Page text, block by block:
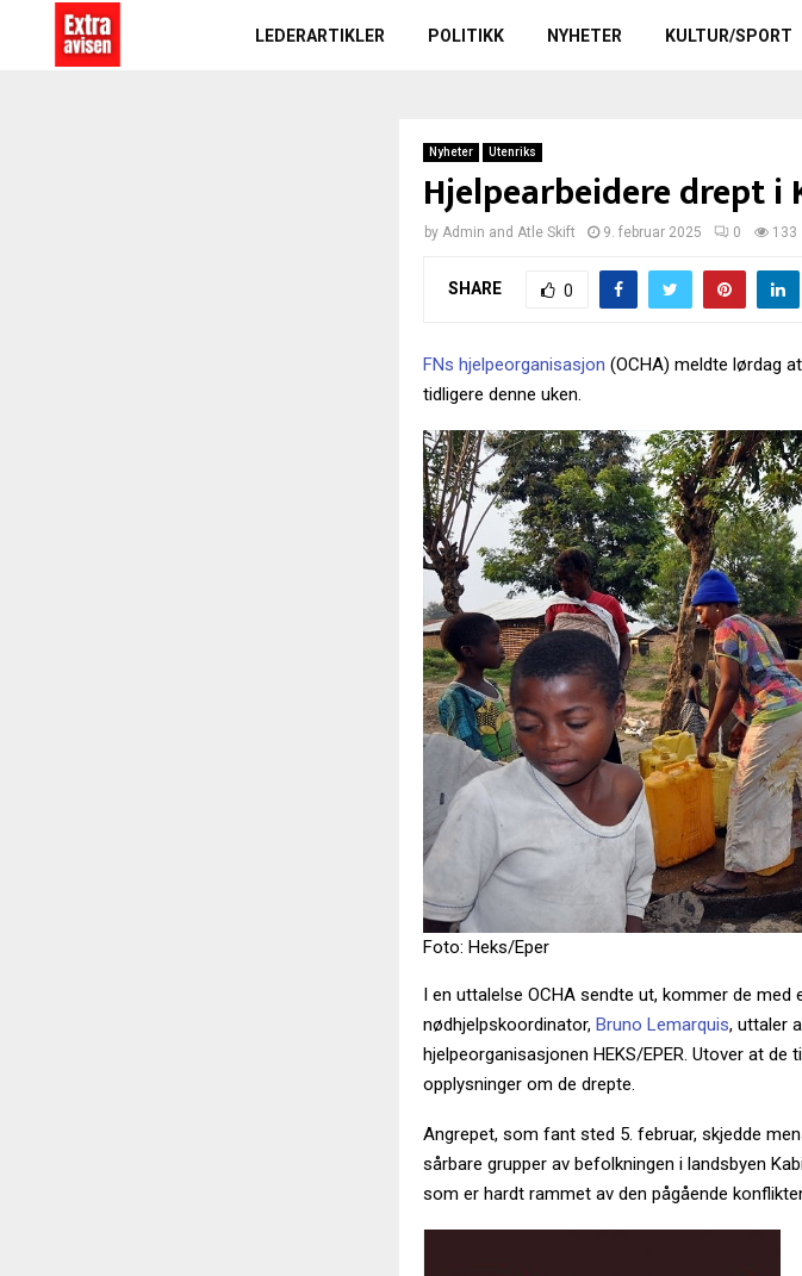
LEDERARTIKLER POLITIKK NYHETER KULTUR/SPORT
Nyheter Utenriks
Hjelpearbeidere drept i
by Admin and Atle Skift 9. februar 2025 0 133
SHARE 0
FNs hjelpeorganisasjon (OCHA) meldte lørdag
tidligere denne uken.
Foto: Heks/Eper
I en uttalelse OCHA sendte ut, kommer de
nødhjelpskoordinator, Bruno Lemarquis, uttaler
hjelpeorganisasjonen HEKS/EPER. Utover at de
opplysninger om de drepte.
Angrepet, som fant sted 5. februar, skjedde
sårbare grupper av befolkningen i landsbyen
som er hardt rammet av den pågående